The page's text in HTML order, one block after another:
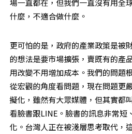
場一直都在，但我們一直沒有用全
什麼，不適合做什麼。
更可怕的是，政府的產業政策是被
的想法是要市場擴張，賣既有的產
用改變不用增加成本。我們的問題
從宏觀的角度看問題，現在問題更
擬化，雖然有大眾媒體，但其實都
看臉書跟LINE。臉書的訊息非常短
化。台灣人正在被淺層思考取代，